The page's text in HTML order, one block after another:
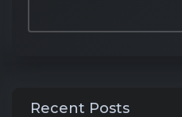
Recent Posts